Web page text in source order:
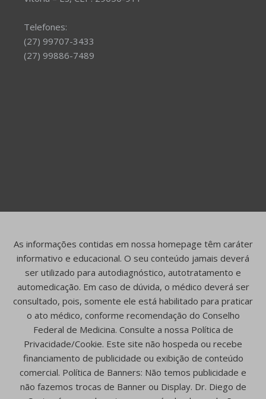
Telefones:
(27) 99707-3433
(27) 99886-7489
As informações contidas em nossa homepage têm caráter
informativo e educacional. O seu conteúdo jamais deverá
ser utilizado para autodiagnóstico, autotratamento e
automedicação. Em caso de dúvida, o médico deverá ser
consultado, pois, somente ele está habilitado para praticar
o ato médico, conforme recomendação do Conselho
Federal de Medicina. Consulte a nossa Política de
Privacidade/Cookie. Este site não hospeda ou recebe
financiamento de publicidade ou exibição de conteúdo
comercial. Política de Banners: Não temos publicidade e
não fazemos trocas de Banner ou Display. Dr. Diego de